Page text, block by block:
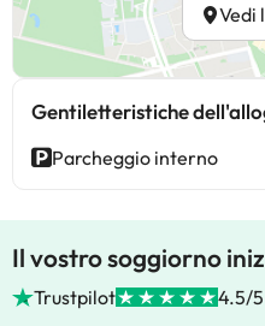
Vedi
Gentiletteristiche
Parcheggio interno
Il vostro soggiorno
Trustpilot 4.5/5